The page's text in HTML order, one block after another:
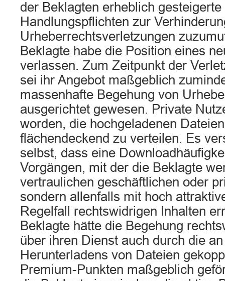
der Beklagten erheblich
Handlungspflichten zur
Urheberrechtsverletzungen
Beklagte habe die Position eines
verlassen. Zum Zeitpunkt der
sei ihr Angebot maßgeblich
massenhafte Begehung von
ausgerichtet gewesen. Private
worden, die hochgeladenen
flächendeckend zu verteilen. Es
selbst, dass eine
Vorgängen, mit der die Beklagte
vertraulichen geschäftlichen oder
sondern allenfalls mit hoch
Regelfall rechtswidrigen Inhalten
Beklagte hätte die Begehung
über ihren Dienst auch durch die
Herunterladens von Dateien
Premium-Punkten maßgeblich